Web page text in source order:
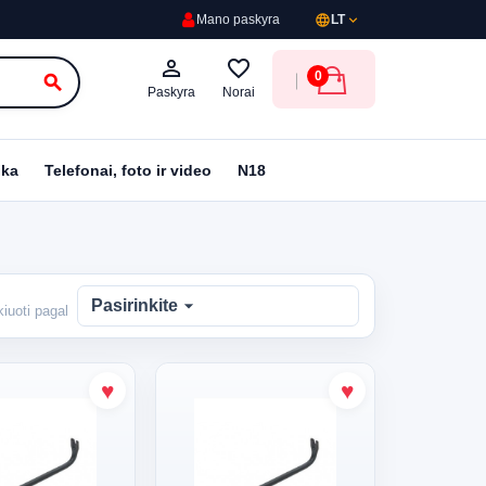
Mano paskyra language LTexpand_more
search
person_outline
Paskyra
favorite_border
Norai
0
Telefonai, foto ir video N18
pagal Pasirinkite arrow_drop_down